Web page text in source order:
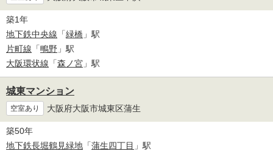
築1年
地下鉄中央線 「緑橋 」駅
片町線 「鴫野 」駅
大阪環状線 「森ノ宮 」駅
城東マンション
空室あり 大阪府大阪市城東区蒲生
築50年
地下鉄長堀鶴見緑地 「蒲生四丁目 」駅